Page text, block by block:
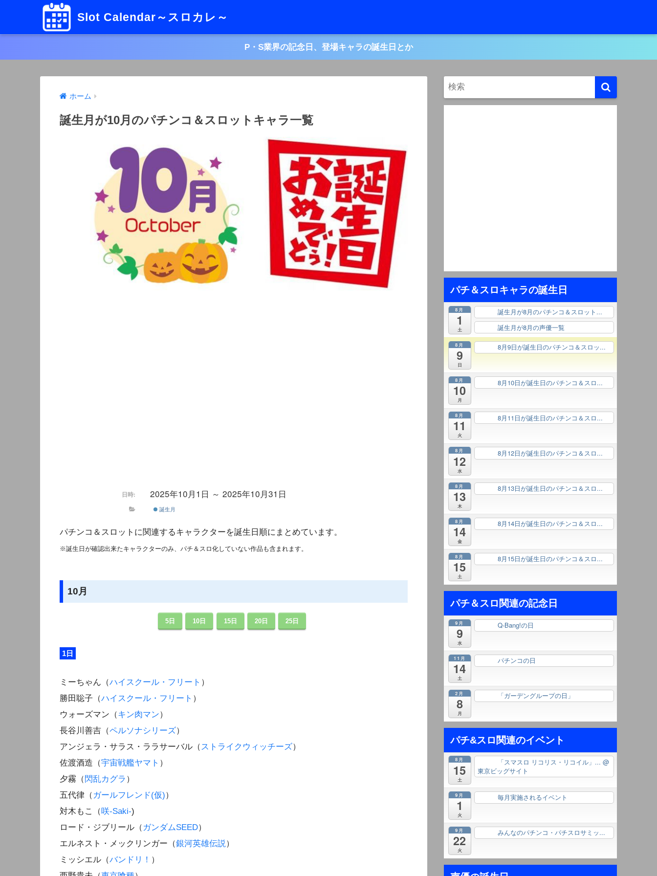
Slot Calendar～スロカレ～
P・S業界の記念日、登場キャラの誕生日とか
ホーム
誕生月が10月のパチンコ＆スロットキャラ一覧
日時: 2025年10月1日 ～ 2025年10月31日
誕生月
パチンコ＆スロットに関連するキャラクターを誕生日順にまとめています。
※誕生日が確認出来たキャラクターのみ、パチ＆スロ化していない作品も含まれます。
10月
5日 10日 15日 20日 25日
1日
ミーちゃん（ハイスクール・フリート ）
勝田聡子（ハイスクール・フリート ）
ウォーズマン（キン肉マン）
長谷川善吉（ペルソナシリーズ）
アンジェラ・サラス・ララサーバル（ ストライクウィッチーズ）
佐渡酒造（宇宙戦艦ヤマト ）
夕霧（ 閃乱カグラ ）
五代律（ ガールフレンド(仮)）
対木もこ（咲-Saki-)
ロード・ジブリール（ ガンダムSEED）
エルネスト・メックリンガー（銀河英雄伝説 ）
ミッシエル（バンドリ！ ）
パチ＆スロキャラの誕生日
8月
1
土
誕生月が8月のパチンコ＆スロット...
誕生月が8月の声優一覧
8月
9
日
8月9日が誕生日のパチンコ＆スロッ...
8月
10
月
8月10日が誕生日のパチンコ＆スロ...
8月
11
火
8月11日が誕生日のパチンコ＆スロ...
8月
12
水
8月12日が誕生日のパチンコ＆スロ...
8月
13
木
8月13日が誕生日のパチンコ＆スロ...
8月
14
金
8月14日が誕生日のパチンコ＆スロ...
8月
15
土
8月15日が誕生日のパチンコ＆スロ...
パチ＆スロ関連の記念日
9月
9
水
Q-Bang!の日
11月
14
土
パチンコの日
2月
8
月
「ガーデングループの日」
パチ&スロ関連のイベント
8月
15
土
「スマスロ リコリス・リコイル」...@
東京ビッグサイト
9月
1
火
毎月実施されるイベント
9月
22
火
みんなのパチンコ・パチスロサミッ...